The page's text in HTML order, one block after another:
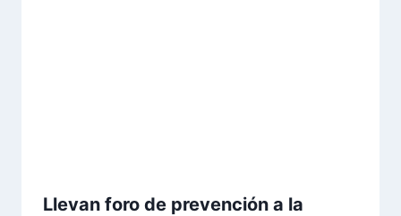
Llevan foro de prevención a la